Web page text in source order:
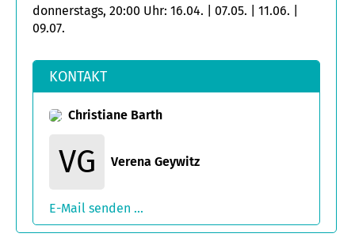
donnerstags, 20:00 Uhr: 16.04. | 07.05. | 11.06. |
09.07.
KONTAKT
Christiane Barth
VG Verena Geywitz
E-Mail senden ...